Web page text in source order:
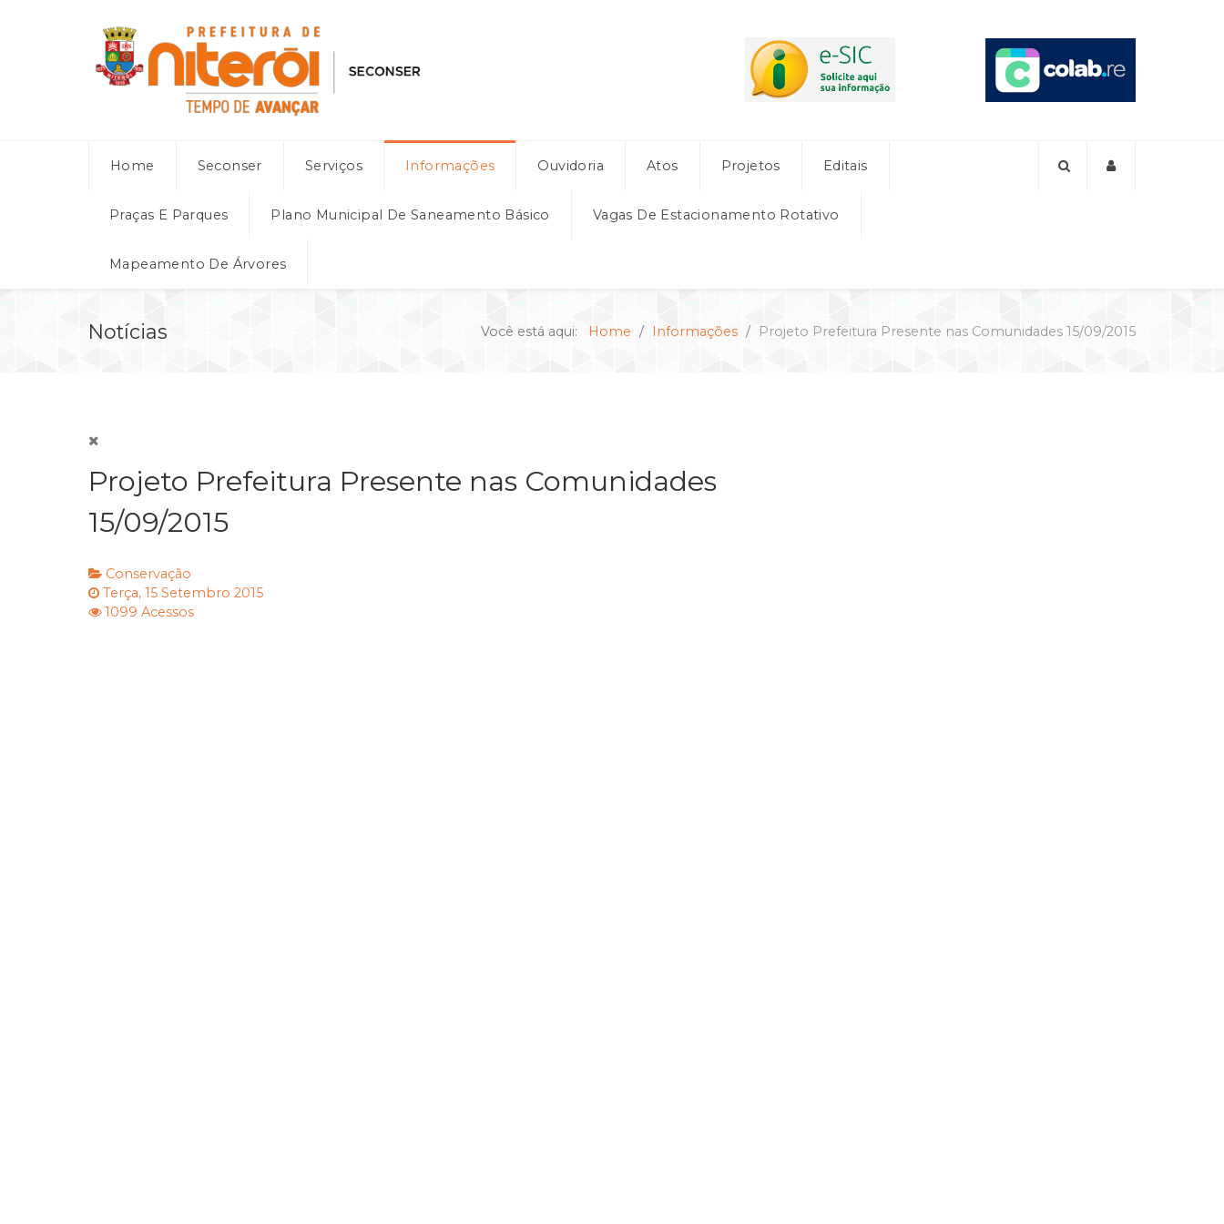
Home Seconser Serviços Informações Ouvidoria Atos Projetos Editais
Praças E Parques Plano Municipal De Saneamento Básico Vagas De Estacionamento Rotativo
Mapeamento De Árvores
Notícias Você está aqui: Home Informações Projeto Prefeitura Presente nas Comunidades 15/09/2015
Projeto Prefeitura Presente nas Comunidades
15/09/2015
Conservação
Terça, 15 Setembro 2015
1099 Acessos